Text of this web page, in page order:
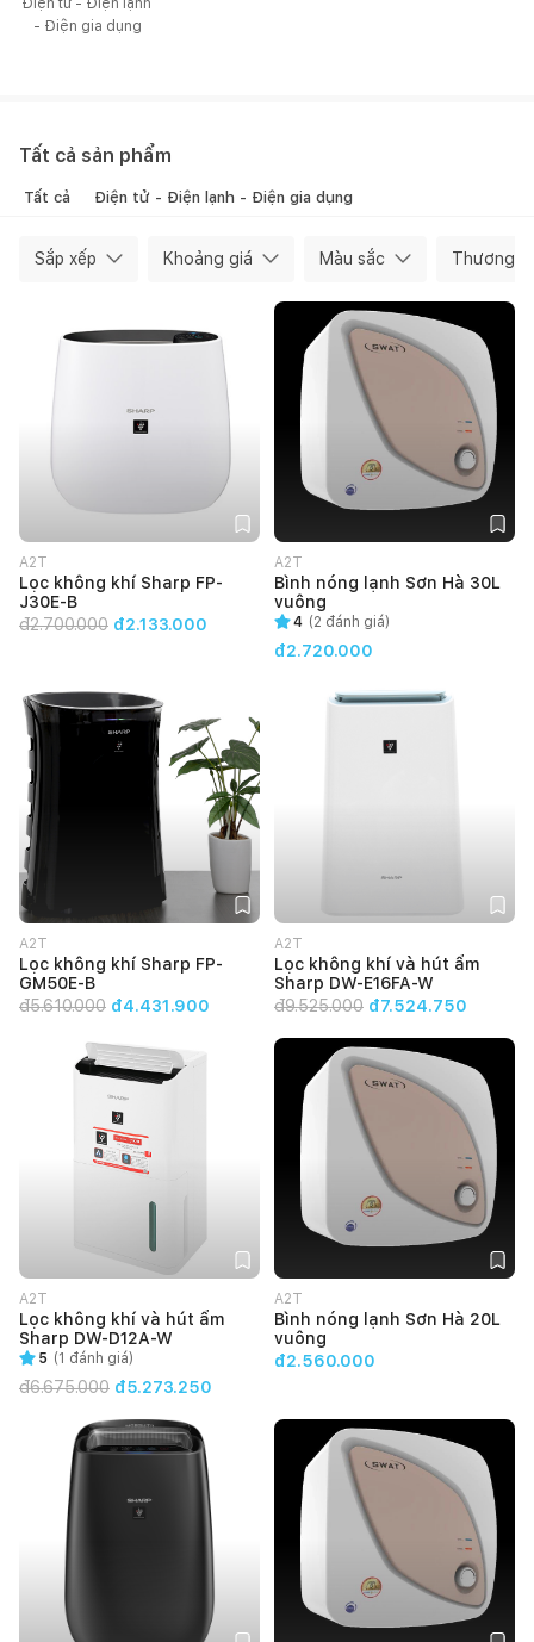
Điện tử - Điện lạnh
- Điện gia dụng
Tất cả sản phẩm
Tất cả Điện tử - Điện lạnh - Điện gia dụng
Sắp xếp Khoảng giá Màu sắc Thương
A2T
Lọc không khí Sharp FP-
J30E-B
đ2.700.000 đ2.133.000
A2T
Bình nóng lạnh Sơn Hà 30L
vuông
4 (2 đánh giá)
đ2.720.000
A2T
Lọc không khí Sharp FP-
GM50E-B
đ5.610.000 đ4.431.900
A2T
Lọc không khí và hút ẩm
Sharp DW-E16FA-W
đ9.525.000 đ7.524.750
A2T
Lọc không khí và hút ẩm
Sharp DW-D12A-W
5 (1 đánh giá)
đ6.675.000 đ5.273.250
A2T
Bình nóng lạnh Sơn Hà 20L
vuông
đ2.560.000